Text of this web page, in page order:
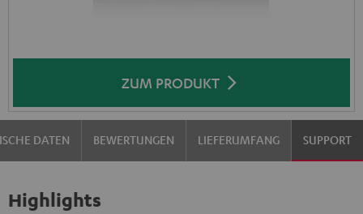
ZUM PRODUKT
DATEN BEWERTUNGEN LIEFERUMFANG SUPPORT
Highlights